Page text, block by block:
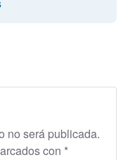
no será publicada.
con *